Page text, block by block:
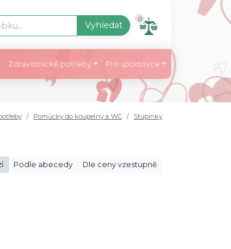
Vyhledat
0
Zdravotnické potřeby Pro sportovce
Pomůcky do koupelny a WC Stupínky
Podle abecedy Dle ceny vzestupně